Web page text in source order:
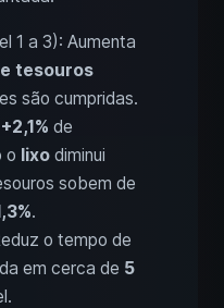
1 a 3): Aumenta
tesouros
são cumpridas.
+2,1% de
o lixo diminui
sobem de
.
o tempo de
em cerca de 5